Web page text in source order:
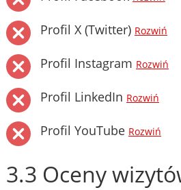
Profil X (Twitter) Rozwiń
Profil Instagram Rozwiń
Profil LinkedIn Rozwiń
Profil YouTube Rozwiń
3.3 Oceny